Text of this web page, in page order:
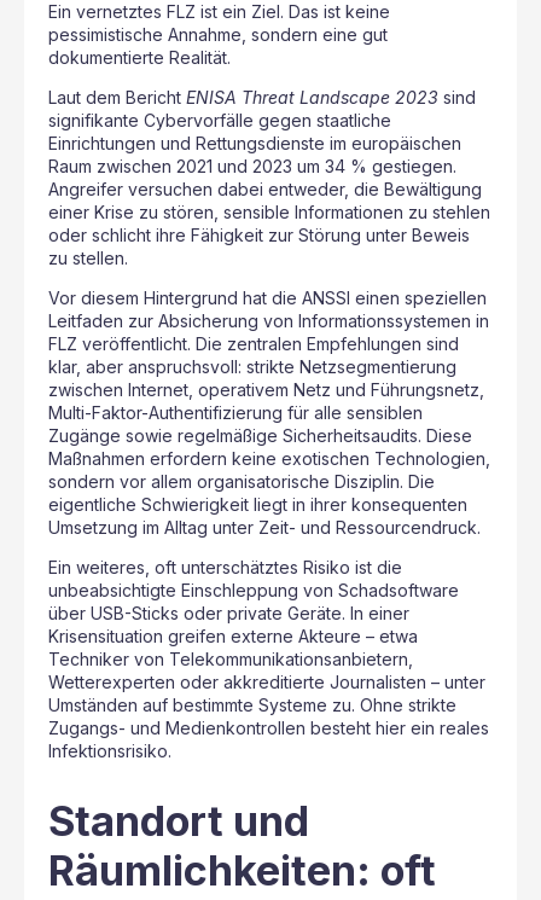
Ein vernetztes FLZ ist ein Ziel. Das ist keine
pessimistische Annahme, sondern eine gut
dokumentierte Realität.
Laut dem Bericht ENISA Threat Landscape 2023 sind
signifikante Cybervorfälle gegen staatliche
Einrichtungen und Rettungsdienste im europäischen
Raum zwischen 2021 und 2023 um 34 % gestiegen.
Angreifer versuchen dabei entweder, die Bewältigung
einer Krise zu stören, sensible Informationen zu stehlen
oder schlicht ihre Fähigkeit zur Störung unter Beweis
zu stellen.
Vor diesem Hintergrund hat die ANSSI einen speziellen
Leitfaden zur Absicherung von Informationssystemen in
FLZ veröffentlicht. Die zentralen Empfehlungen sind
klar, aber anspruchsvoll: strikte Netzsegmentierung
zwischen Internet, operativem Netz und Führungsnetz,
Multi-Faktor-Authentifizierung für alle sensiblen
Zugänge sowie regelmäßige Sicherheitsaudits. Diese
Maßnahmen erfordern keine exotischen Technologien,
sondern vor allem organisatorische Disziplin. Die
eigentliche Schwierigkeit liegt in ihrer konsequenten
Umsetzung im Alltag unter Zeit- und Ressourcendruck.
Ein weiteres, oft unterschätztes Risiko ist die
unbeabsichtigte Einschleppung von Schadsoftware
über USB-Sticks oder private Geräte. In einer
Krisensituation greifen externe Akteure – etwa
Techniker von Telekommunikationsanbietern,
Wetterexperten oder akkreditierte Journalisten – unter
Umständen auf bestimmte Systeme zu. Ohne strikte
Zugangs- und Medienkontrollen besteht hier ein reales
Infektionsrisiko.
Standort und
Räumlichkeiten: oft